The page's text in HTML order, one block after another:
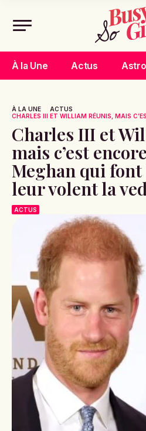
À la Une Actus
À LA UNE
ACTUS
CHARLES III ET WILLIAM RÉUNIS, MAIS
Charles III et
mais c’est
Meghan qui font
leur volent la
ACTUS